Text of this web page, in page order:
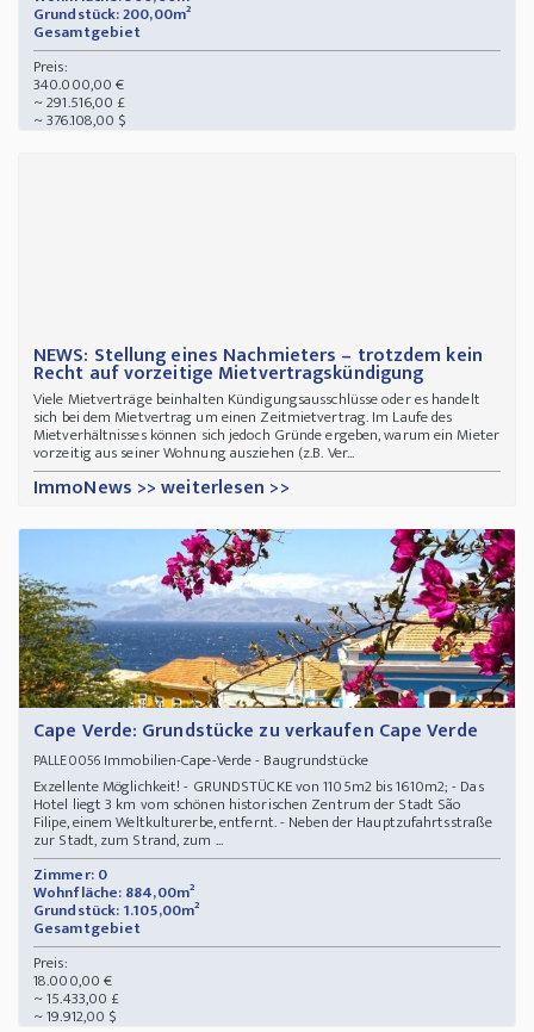
Grundstück: 200,00m²
Gesamtgebiet
Preis:
340.000,00 €
~ 291.516,00 £
~ 376.108,00 $
NEWS: Stellung eines Nachmieters – trotzdem kein
Recht auf vorzeitige Mietvertragskündigung
Viele Mietverträge beinhalten Kündigungsausschlüsse oder es handelt
sich bei dem Mietvertrag um einen Zeitmietvertrag. Im Laufe des
Mietverhältnisses können sich jedoch Gründe ergeben, warum ein Mieter
vorzeitig aus seiner Wohnung ausziehen (z.B. Ver...
ImmoNews >> weiterlesen >>
Cape Verde: Grundstücke zu verkaufen Cape Verde
PALLE0056Immobilien-Cape-Verde - Baugrundstücke
Exzellente Möglichkeit! - GRUNDSTÜCKE von 1105m2 bis 1610m2; - Das
Hotel liegt 3 km vom schönen historischen Zentrum der Stadt São
Filipe, einem Weltkulturerbe, entfernt. - Neben der Hauptzufahrtsstraße
zur Stadt, zum Strand, zum ...
Zimmer: 0
Wohnfläche: 884,00m²
Grundstück: 1.105,00m²
Gesamtgebiet
Preis:
18.000,00 €
~ 15.433,00 £
~ 19.912,00 $